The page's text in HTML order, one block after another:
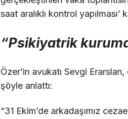
saat aralıklı kontrol yapılması’
“Psikiyatrik
Özer’in avukatı Sevgi
şöyle anlattı:
“31 Ekim’de arkadaşımız